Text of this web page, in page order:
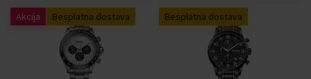
Akcija Besplatna dostava Besplatna dostava